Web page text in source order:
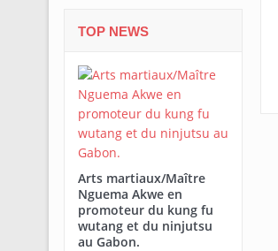
TOP NEWS
Arts martiaux/Maître
Nguema Akwe en
promoteur du kung fu
wutang et du ninjutsu
au Gabon.